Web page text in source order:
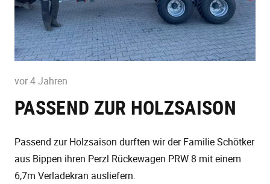
vor 4 Jahren
PASSEND ZUR HOLZSAISON
Passend zur Holzsaison durften wir der Familie Schötker
aus Bippen ihren Perzl Rückewagen PRW 8 mit einem
6,7m Verladekran ausliefern.